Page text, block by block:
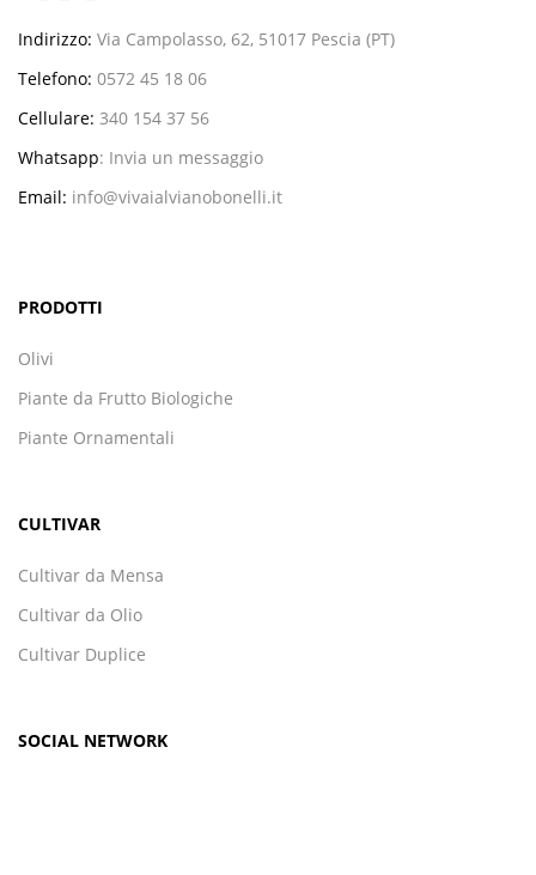
Indirizzo: Via Campolasso, 62, 51017 Pescia (PT)
Telefono: 0572 45 18 06
Cellulare: 340 154 37 56
Whatsapp: Invia un messaggio
Email: info@vivaialvianobonelli.it
PRODOTTI
Olivi
Piante da Frutto Biologiche
Piante Ornamentali
CULTIVAR
Cultivar da Mensa
Cultivar da Olio
Cultivar Duplice
SOCIAL NETWORK